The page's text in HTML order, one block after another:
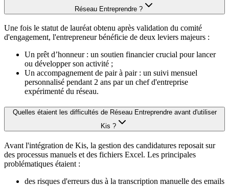
Réseau Entreprendre ?
Une fois le statut de lauréat obtenu après validation du comité
d'engagement, l'entrepreneur bénéficie de deux leviers majeurs :
Un prêt d’honneur : un soutien financier crucial pour lancer
ou développer son activité ;
Un accompagnement de pair à pair : un suivi mensuel
personnalisé pendant 2 ans par un chef d'entreprise
expérimenté du réseau.
Quelles étaient les difficultés de Réseau Entreprendre avant d'utiliser
Kis ?
Avant l'intégration de Kis, la gestion des candidatures reposait sur
des processus manuels et des fichiers Excel. Les principales
problématiques étaient :
des risques d'erreurs dus à la transcription manuelle des emails